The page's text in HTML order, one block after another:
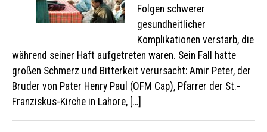
Folgen schwerer
gesundheitlicher
Komplikationen verstarb, die
während seiner Haft aufgetreten waren. Sein Fall hatte
großen Schmerz und Bitterkeit verursacht: Amir Peter, der
Bruder von Pater Henry Paul (OFM Cap), Pfarrer der St.-
Franziskus-Kirche in Lahore, […]